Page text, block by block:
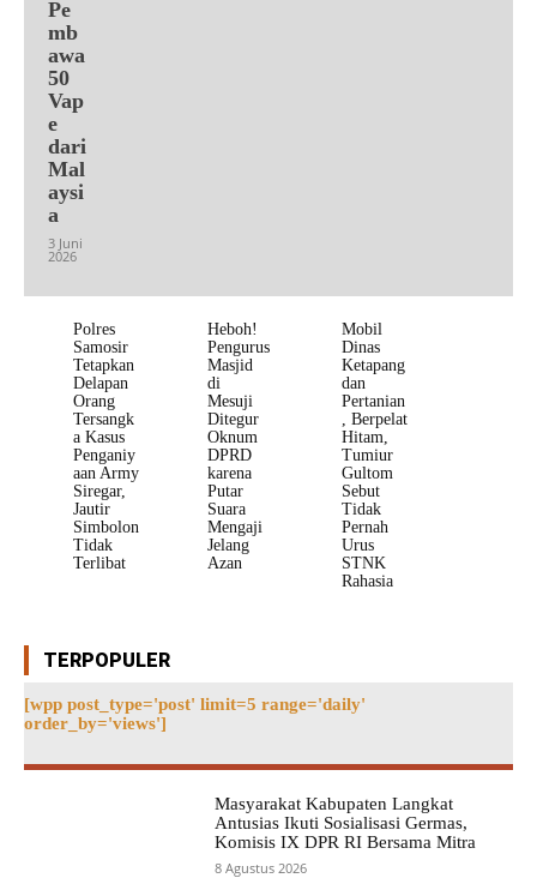
Pe
mb
awa
50
Vap
e
dari
Mal
aysi
a
3 Juni
2026
Polres
Samosir
Tetapkan
Delapan
Orang
Tersangk
a Kasus
Penganiy
aan Army
Siregar,
Jautir
Simbolon
Tidak
Terlibat
Heboh!
Pengurus
Masjid
di
Mesuji
Ditegur
Oknum
DPRD
karena
Putar
Suara
Mengaji
Jelang
Azan
Mobil
Dinas
Ketapang
dan
Pertanian
, Berpelat
Hitam,
Tumiur
Gultom
Sebut
Tidak
Pernah
Urus
STNK
Rahasia
TERPOPULER
[wpp post_type='post' limit=5 range='daily'
order_by='views']
Masyarakat Kabupaten Langkat
Antusias Ikuti Sosialisasi Germas,
Komisis IX DPR RI Bersama Mitra
8 Agustus 2026